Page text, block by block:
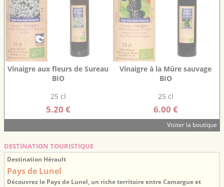
Vinaigre aux fleurs de Sureau
BIO
25 cl
5.20 €
Vinaigre à la Mûre sauvage
BIO
25 cl
6.00 €
Visiter la boutique
DESTINATION TOURISTIQUE
Destination Hérault
Pays de Lunel
Découvrez le Pays de Lunel, un riche territoire entre Camargue et